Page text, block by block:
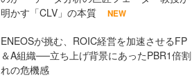
明かす「CLV」の本質
NEW
ENEOSが挑む、ROIC経営を加速させるFP
＆A組織──立ち上げ背景にあったPBR1倍割
れの危機感